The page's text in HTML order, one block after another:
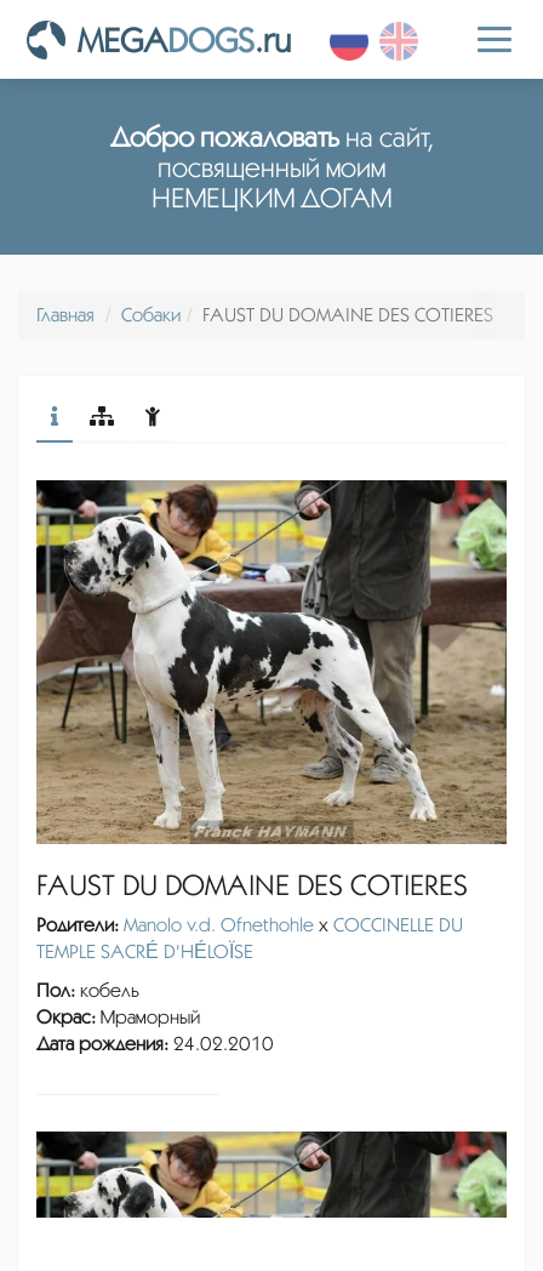
MEGADOGS.ru
Добро пожаловатьна сайт,
посвященный моим
НЕМЕЦКИМ ДОГАМ
Главная Собаки FAUST DU DOMAINE DES COTIERES
FAUST DU DOMAINE DES COTIERES
Родители: Manolo v.d. Ofnethohle x COCCINELLE DU
TEMPLE SACRÉ D'HÉLOÏSE
Пол: кобель
Окрас: Мраморный
Дата рождения: 24.02.2010